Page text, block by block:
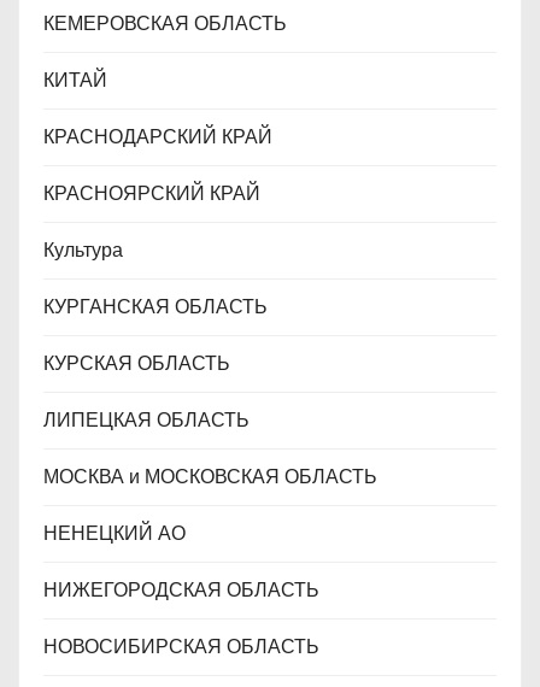
КЕМЕРОВСКАЯ ОБЛАСТЬ
КИТАЙ
КРАСНОДАРСКИЙ КРАЙ
КРАСНОЯРСКИЙ КРАЙ
Культура
КУРГАНСКАЯ ОБЛАСТЬ
КУРСКАЯ ОБЛАСТЬ
ЛИПЕЦКАЯ ОБЛАСТЬ
МОСКВА и МОСКОВСКАЯ ОБЛАСТЬ
НЕНЕЦКИЙ АО
НИЖЕГОРОДСКАЯ ОБЛАСТЬ
НОВОСИБИРСКАЯ ОБЛАСТЬ